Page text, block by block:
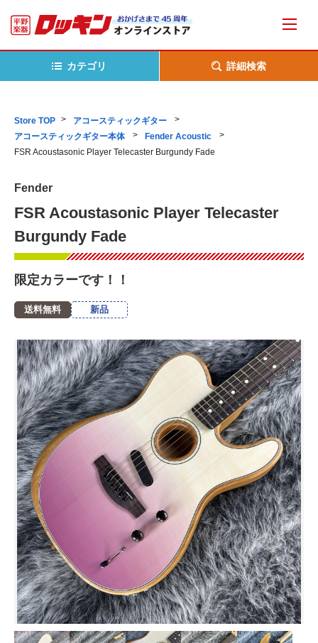
カテゴリ 詳細検索
Store TOP
アコースティックギター
アコースティックギター本体
Fender Acoustic
FSR Acoustasonic Player Telecaster Burgundy Fade
Fender
FSR Acoustasonic Player Telecaster
Burgundy Fade
限定カラーです！！
送料無料 新品